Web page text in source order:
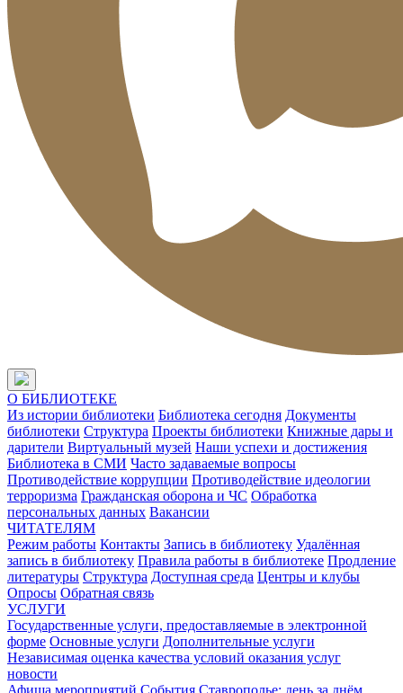
О БИБЛИОТЕКЕ
Из истории библиотеки Библиотека сегодня Документы
библиотеки Структура Проекты библиотеки Книжные дары и
дарители Виртуальный музей Наши успехи и достижения
Библиотека в СМИ Часто задаваемые вопросы
Противодействие коррупции Противодействие идеологии
терроризма Гражданская оборона и ЧС Обработка
персональных данных Вакансии
ЧИТАТЕЛЯМ
Режим работы Контакты Запись в библиотеку Удалённая
запись в библиотеку Правила работы в библиотеке Продление
литературы Структура Доступная среда Центры и клубы
Опросы Обратная связь
УСЛУГИ
Государственные услуги, предоставляемые в электронной
форме Основные услуги Дополнительные услуги
Независимая оценка качества условий оказания услуг
новости
Афиша мероприятий События Ставрополье: день за днём